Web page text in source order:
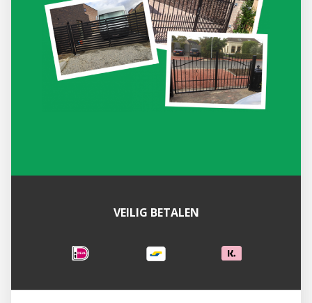
VEILIG BETALEN